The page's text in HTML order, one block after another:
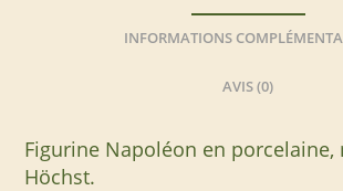
INFORMATIONS
AVIS (0)
Figurine Napoléon en
Höchst.